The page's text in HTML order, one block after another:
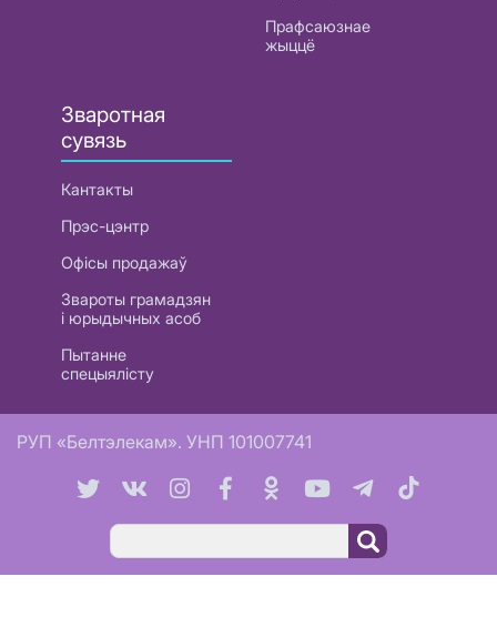
Прафсаюзнае
жыццё
Зваротная
сувязь
Кантакты
Прэс-цэнтр
Офісы продажаў
Звароты грамадзян
і юрыдычных асоб
Пытанне
спецыялісту
РУП «Белтэлекам». УНП 101007741
Пошук